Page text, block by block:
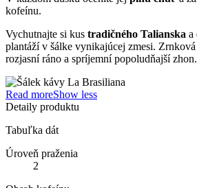
kofeínu.
Vychutnajte si kus tradičného Talianska a
plantáží v šálke vynikajúcej zmesi.
rozjasní ráno a spríjemní popoludňajší zhon.
Read moreShow less
Detaily produktu
Tabuľka dát
Úroveň praženia
2